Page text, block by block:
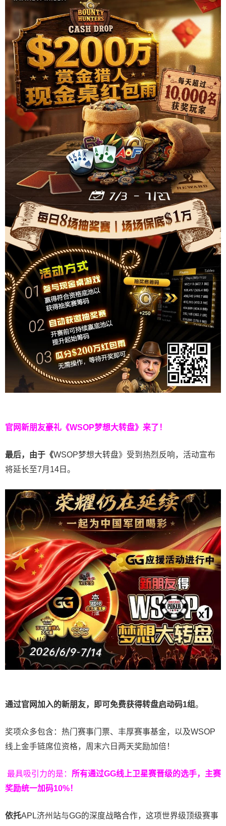
官网新朋友豪礼 《WSOP梦想大转盘》来了！
最后，由于《WSOP梦想大转盘》受到热烈反响，活动宣布
将延长至7月14日。
通过官网加入的新朋友，即可免费获得转盘启动码1组。
奖项众多包含：热门赛事门票、丰厚赛事基金，以及WSOP
线上金手链席位资格， 周末六日两天奖励加倍！
最具吸引力的是： 所有通过GG线上卫星赛晋级的选手，主赛
奖励统一加码10%！
依托APL济州站与GG的深度战略合作，这项世界级顶级赛事